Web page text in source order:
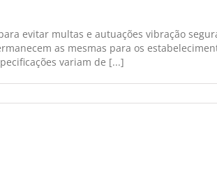
evitar multas e autuações vibração
as mesmas para os
variam de [...]